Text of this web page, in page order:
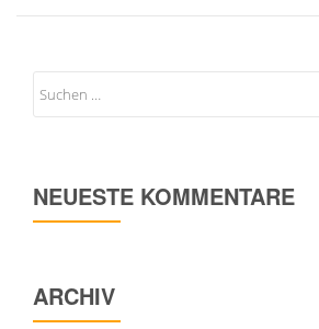
NEUESTE KOMMENTARE
ARCHIV